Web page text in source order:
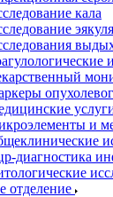
кала
и
диагностика
отделение